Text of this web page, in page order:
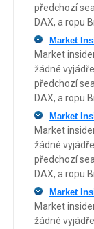
předchozí
DAX, a ropu
Market
Market
žádné
předchozí
DAX, a ropu
Market
Market
žádné
předchozí
DAX, a ropu
Market
Market
žádné